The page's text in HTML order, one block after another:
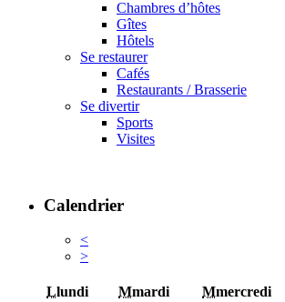
Chambres d’hôtes
Gîtes
Hôtels
Se restaurer
Cafés
Restaurants / Brasserie
Se divertir
Sports
Visites
Calendrier
<
>
Llundi Mmardi Mmercredi